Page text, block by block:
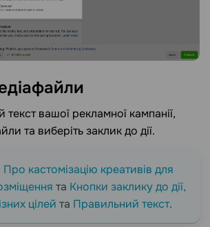
текст вашої рекламної кампанії,
та виберіть заклик до дії.
Про кастомізацію креативів для
та Кнопки заклику до дії,
цілей та Правильний текст.